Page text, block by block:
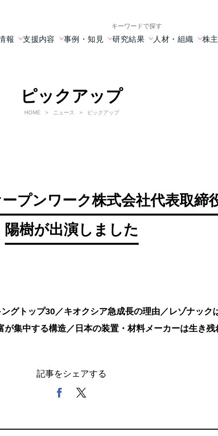
検索キーワード入力
報 支援内容 事例・知見 研究結果 人材・組織 株
ピックアップ
HOME ニュース ピックアップ
プンワーク株式会社代表取締
陽樹が出演しました
グトップ30／キオクシア急成長の理由／レゾナック
集中する構造／日本の装置・材料メーカーは生き残
記事をシェアする